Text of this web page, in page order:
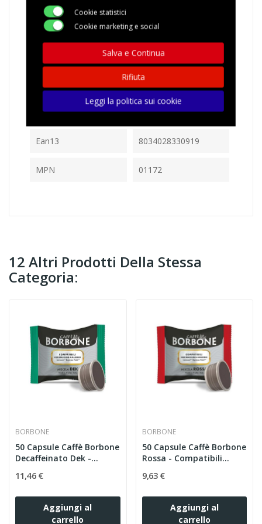
BOREPN50
In magazzino 24 Articoli
Ean13 8034028330919
MPN 01172
12 Altri Prodotti Della Stessa
Categoria:
BORBONE
50 Capsule Caffè Borbone
Decaffeinato Dek -...
11,46 €
Aggiungi al
carrello
BORBONE
50 Capsule Caffè Borbone
Rossa - Compatibili...
9,63 €
Aggiungi al
carrello
Cookie statistici
Cookie marketing e social
Salva e Continua
Rifiuta
Leggi la politica sui cookie